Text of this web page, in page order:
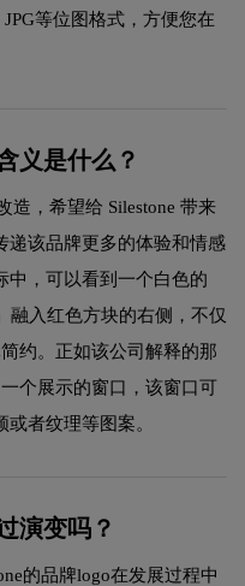
等位图格式，方便您在
义是什么？
造，希望给 Silestone 带来
递该品牌更多的体验和情感
中，可以看到一个白色的
融入红色方块的右侧，不仅
约。正如该公司解释的那
个展示的窗口，该窗口可
者纹理等图案。
演变吗？
的品牌logo在发展过程中